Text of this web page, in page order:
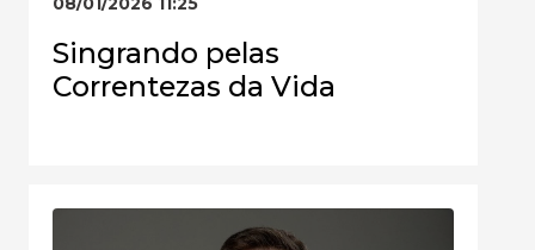
Singrando pelas
Correntezas da Vida